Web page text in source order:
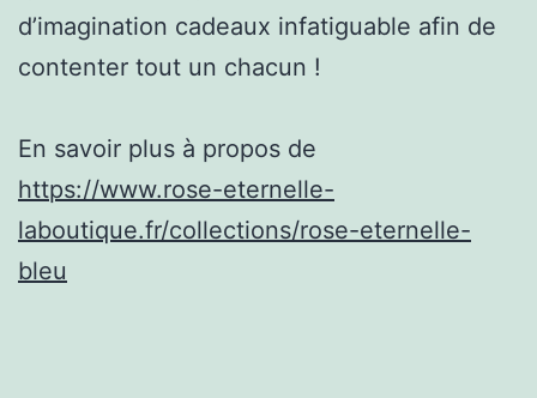
d’imagination cadeaux infatiguable afin de
contenter tout un chacun !
En savoir plus à propos de
https://www.rose-eternelle-
laboutique.fr/collections/rose-eternelle-
bleu